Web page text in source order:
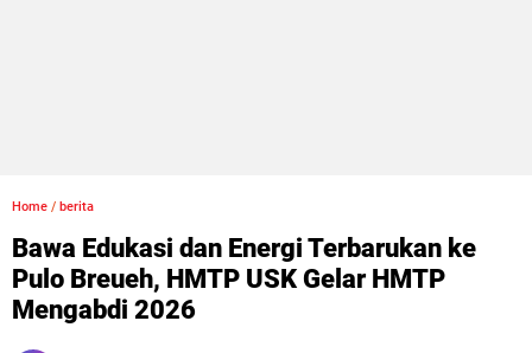
Home / berita
Bawa Edukasi dan Energi Terbarukan ke
Pulo Breueh, HMTP USK Gelar HMTP
Mengabdi 2026